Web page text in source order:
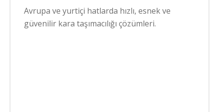
Avrupa ve yurtiçi hatlarda hızlı, esnek ve
güvenilir kara taşımacılığı çözümleri.